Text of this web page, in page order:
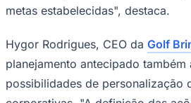
metas estabelecidas", destaca.
Hygor Rodrigues, CEO da Golf
planejamento antecipado também
possibilidades de personalização